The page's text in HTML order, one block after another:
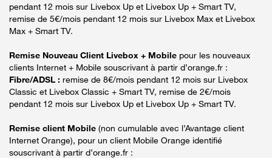
pendant 12 mois sur Livebox Up et Livebox Up + Smart TV,
remise de 5€/mois pendant 12 mois sur Livebox Max et Livebox
Max + Smart TV.
Remise Nouveau Client Livebox + Mobile pour les nouveaux
clients Internet + Mobile souscrivant à partir d’orange.fr :
Fibre/ADSL : remise de 8€/mois pendant 12 mois sur Livebox
Classic et Livebox Classic + Smart TV, remise de 2€/mois
pendant 12 mois sur Livebox Up et Livebox Up + Smart TV.
Remise client Mobile (non cumulable avec l’Avantage client
Internet Orange), pour un client Mobile Orange identifié
souscrivant à partir d’orange.fr :